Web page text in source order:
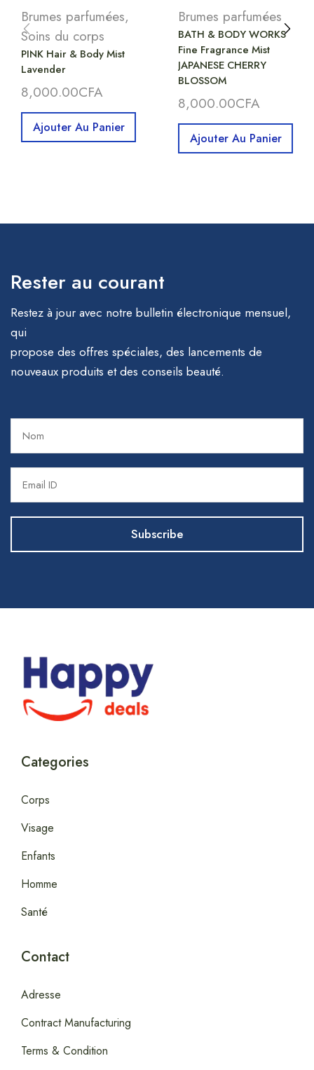
Brumes parfumées,
Soins du corps
PINK Hair & Body Mist
Lavender
8,000.00CFA
Ajouter Au Panier
Brumes parfumées
BATH & BODY WORKS
Fine Fragrance Mist
JAPANESE CHERRY
BLOSSOM
8,000.00CFA
Ajouter Au Panier
Rester au courant
Restez à jour avec notre bulletin électronique mensuel,
qui
propose des offres spéciales, des lancements de
nouveaux produits et des conseils beauté.
Categories
Corps
Visage
Enfants
Homme
Santé
Contact
Adresse
Contract Manufacturing
Terms & Condition